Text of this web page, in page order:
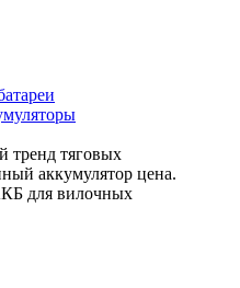
тренд тяговых
аккумулятор цена.
для вилочных